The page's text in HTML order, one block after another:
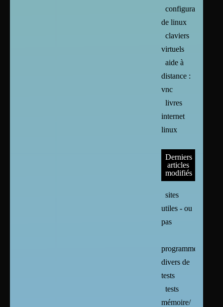
configuration
de linux
claviers
virtuels
aide à
distance :
vnc
livres
internet
linux
Derniers
articles
modifiés
sites
utiles - ou
pas
programmes
divers de
tests
tests
mémoire/